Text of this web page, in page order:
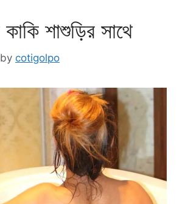
কাকি শাশুড়ির সাথে
by cotigolpo